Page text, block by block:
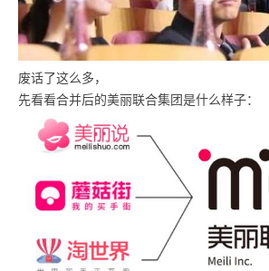
废话了这么多，
先看看合并后的美丽联合集团是什么样子：